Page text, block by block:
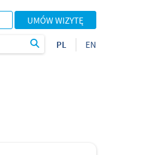
UMÓW WIZYTĘ
PL EN